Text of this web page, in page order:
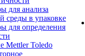
для анализа
среды в упаковке
для определения
Mettler Toledo